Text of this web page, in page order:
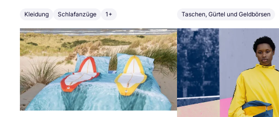
Kleidung Schlafanzüge 1+ Taschen, Gürtel und Geldbörsen